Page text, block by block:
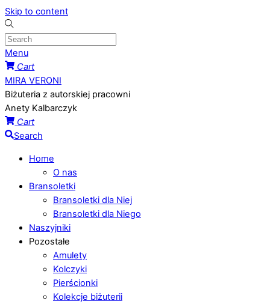
Skip to content
Menu
Cart
MIRA VERONI
Biżuteria z autorskiej pracowni
Anety Kalbarczyk
Cart
Search
Home
O nas
Bransoletki
Bransoletki dla Niej
Bransoletki dla Niego
Naszyjniki
Pozostałe
Amulety
Kolczyki
Pierścionki
Kolekcje biżuterii